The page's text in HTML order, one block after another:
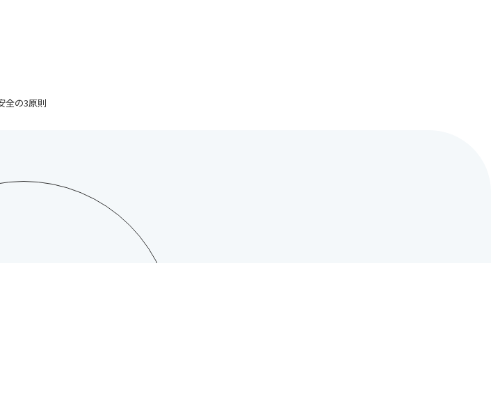
全の3原則